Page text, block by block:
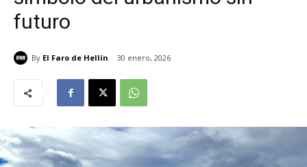
futuro
By El Faro de Hellín 30 enero, 2026